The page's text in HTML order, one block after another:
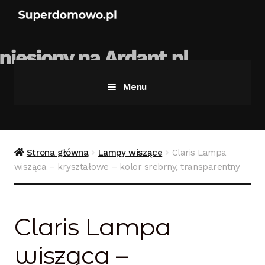
Menu
Bezpieczne zakupy
Strona główna Lampy wiszące
Claris Lampa
wisząca – kryształowe – kolor srebrny, transparentny
Claris Lampa
wisząca –